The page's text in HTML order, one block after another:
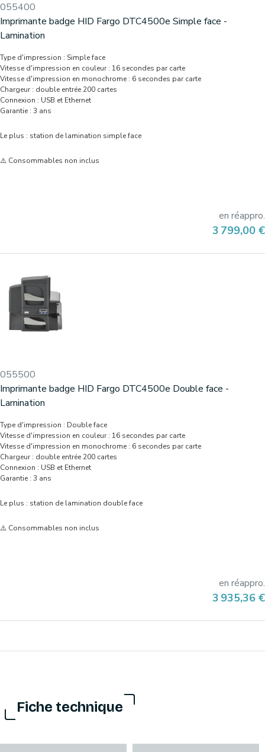
055400
Imprimante badge HID Fargo DTC4500e Simple face -
Lamination
Type d'impression : Simple face
Vitesse d'impression en couleur : 16 secondes par carte
Vitesse d'impression en monochrome : 6 secondes par carte
Chargeur : double entrée 200 cartes
Connexion : USB et Ethernet
Garantie : 3 ans
Le plus : station de lamination simple face
⚠️ Consommables non inclus
en réappro.
Prix
3 799,00 €
055500
Imprimante badge HID Fargo DTC4500e Double face -
Lamination
Type d'impression : Double face
Vitesse d'impression en couleur : 16 secondes par carte
Vitesse d'impression en monochrome : 6 secondes par carte
Chargeur : double entrée 200 cartes
Connexion : USB et Ethernet
Garantie : 3 ans
Le plus : station de lamination double face
⚠️ Consommables non inclus
en réappro.
Prix
3 935,36 €
Fiche technique